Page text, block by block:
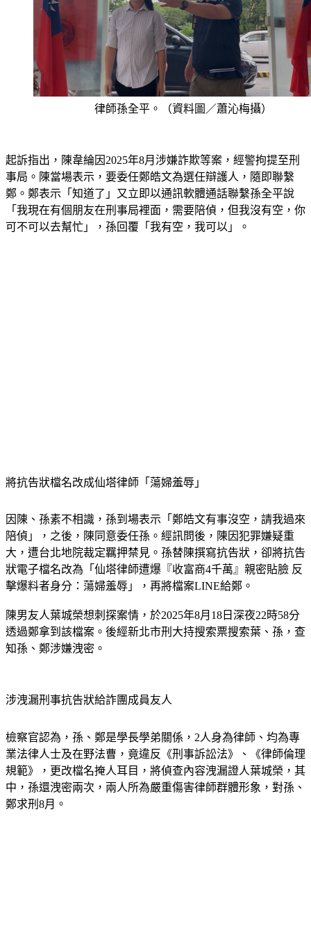
律師孫全平。（資料圖／蕭沁梅攝）
事局。陳當場表示，要委任鄭皓文為選任辯護人，隨即聯繫
鄭。鄭表示「知道了」又立即以通訊軟體通話聯繫孫全平說
「我現在有個朋友在刑事局裡面，需要陪偵，但我沒有空，你
可不可以去幫忙」，孫回覆「我有空，我可以」。
陪偵」，之後，陳同意委任孫。經訊問後，陳因犯罪嫌疑重
大，遭台北地院裁定羈押禁見。孫替陳撰寫抗告狀，卻將抗告
狀電子檔名改為「仙塔律師遭爆『收富商4千萬』親密貼臉 反
擊爆料者身分：蕩婦羞辱」，再將檔案LINE給鄭。
透過鄭拿到該檔案。後經新北市刑大持搜索票搜索葉、孫，查
知孫、鄭涉嫌洩密。
業法律人士及在野法曹，竟違反《刑事訴訟法》、《律師倫理
規範》，更改檔名掩人耳目，將偵查內容洩漏證人葉城榮，其
中，孫還洩密兩次，兩人所為嚴重傷害律師群體形象，對孫、
鄭求刑8月。